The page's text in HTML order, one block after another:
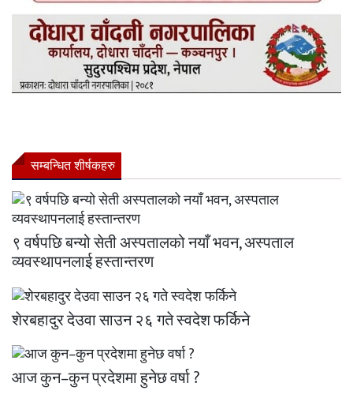
सम्बन्धित शीर्षकहरु
९ वर्षपछि बन्यो सेती अस्पतालको नयाँ भवन, अस्पताल
व्यवस्थापनलाई हस्तान्तरण
शेरबहादुर देउवा साउन २६ गते स्वदेश फर्किने
आज कुन–कुन प्रदेशमा हुनेछ वर्षा ?